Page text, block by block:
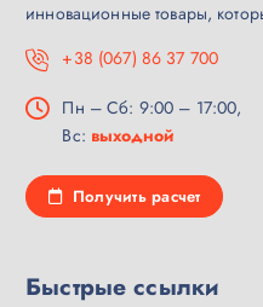
инновационные товары,
+38 (067) 86 37 700
Пн – Сб: 9:00 – 17:00,
Вс: выходной
Получить расчет
Быстрые ссылки